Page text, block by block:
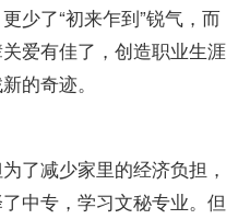
少了“初来乍到”锐气，而
爱有佳了，创造职业生涯
的奇迹。
了减少家里的经济负担，
中专，学习文秘专业。但